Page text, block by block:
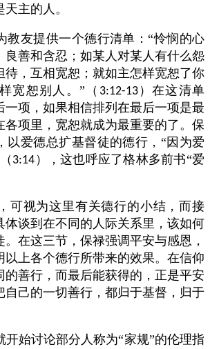
主的人。
教友提供一个德行清单：“怜悯的心
良善和含忍；如某人对某人有什么怨
待，互相宽恕；就如主怎样宽恕了你
宽恕别人。”（ 3:12-13）在这清单
一项，如果相信排列在最后一项是最
各项里，宽恕就成为最重要的了。保
以爱德总扩基督徒的德行，“因为爱
3:14 ），这也呼应了格林多前书“爱
，可视为这里有关德行的小结，而接
体谈到在不同的人际关系里，该如何
在这三节，保禄强调平安与感恩，
以上各个德行所带来的效果。在信仰
的善行，而最后能获得的，正是平安
自己的一切善行，都归于基督，归于
开始讨论部分人称为“家规”的伦理指